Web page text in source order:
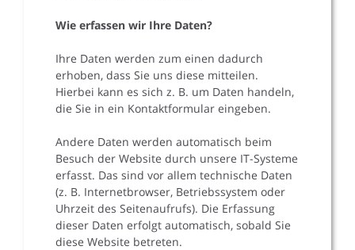
Wie erfassen wir Ihre Daten?
Ihre Daten werden zum einen dadurch
erhoben, dass Sie uns diese mitteilen.
Hierbei kann es sich z. B. um Daten handeln,
die Sie in ein Kontaktformular eingeben.
Andere Daten werden automatisch beim
Besuch der Website durch unsere IT-Systeme
erfasst. Das sind vor allem technische Daten
(z. B. Internetbrowser, Betriebssystem oder
Uhrzeit des Seitenaufrufs). Die Erfassung
dieser Daten erfolgt automatisch, sobald Sie
diese Website betreten.